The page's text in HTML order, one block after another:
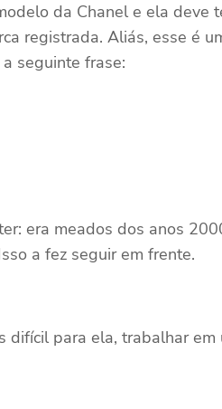
da Chanel e ela
registrada. Aliás, esse é
seguinte frase:
era meados dos anos
a fez seguir em frente.
para ela, trabalhar